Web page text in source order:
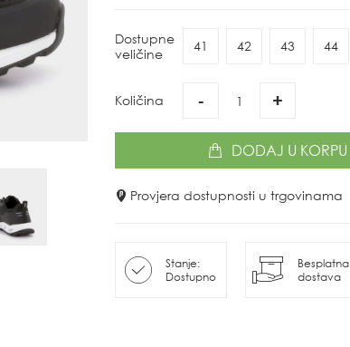
Dostupne
veličine
41 42 43 44
Količina - +
DODAJ U KORPU
Provjera dostupnosti u trgovinama
Stanje:
Dostupno
Besplatna
dostava